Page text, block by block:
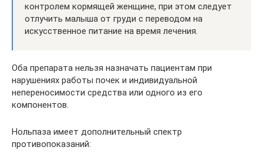
контролем кормящей женщине, при этом следует
отлучить малыша от груди с переводом на
искусственное питание на время лечения.
Оба препарата нельзя назначать пациентам при
нарушениях работы почек и индивидуальной
непереносимости средства или одного из его
компонентов.
Нольпаза имеет дополнительный спектр
противопоказаний: